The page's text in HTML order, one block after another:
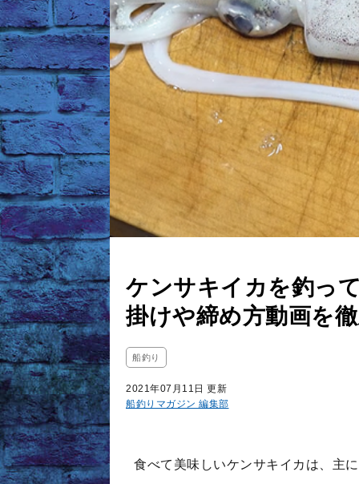
ケンサキイカを釣っ
掛けや締め方動画を
船釣り
2021年07月11日 更新
船釣りマガジン 編集部
食べて美味しいケンサキイカは、主